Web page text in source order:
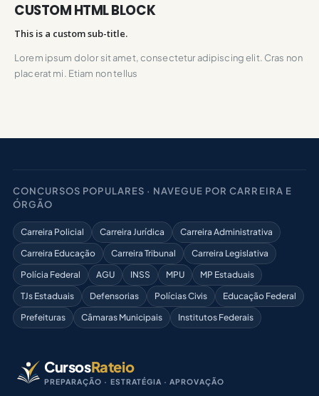
CUSTOM HTML BLOCK
This is a custom sub-title.
Lorem ipsum dolor sit amet, consectetur adipiscing elit. Cras non
placerat mi. Etiam non tellus
CONCURSOS POPULARES · NAVEGUE POR CARREIRA E
ÓRGÃO
Carreira Policial Carreira Jurídica
Carreira Administrativa
Carreira Educação
Carreira Tribunal
Carreira Legislativa
Polícia Federal
AGU INSS MPU
MP Estaduais
TJs Estaduais
Defensorias Polícias Civis
Educação Federal
Prefeituras
Câmaras Municipais Institutos Federais
CursosRateio
PREPARAÇÃO · ESTRATÉGIA · APROVAÇÃO